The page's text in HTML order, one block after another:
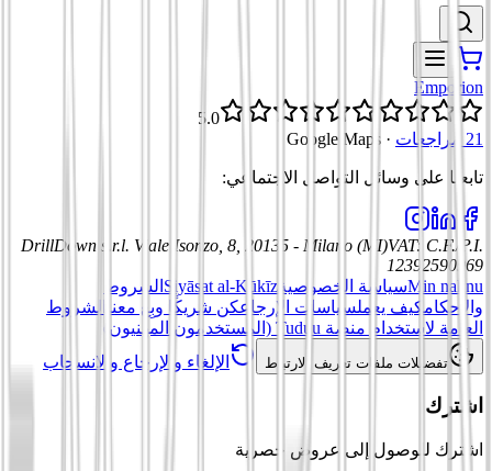
Emporion
5.0
21 مراجعات
·
Google Maps
تابعنا على وسائل التواصل الاجتماعي:
DrillDown s.r.l. Viale Isonzo, 8, 20135 - Milano (MI)VAT: C.F./P.I.
12392590969
Min nahnuسياسة الخصوصية Siyāsat al-Kūkīz الشروط
والأحكامكيف يعملسياسات الإرجاعكن شريكًا وبِع معنا
الشروط
العامة لاستخدام منصة Tuduu (المستخدمون المهنيون)
تفضيلات ملفات تعريف الارتباط الإلغاء والإرجاع والانسحاب
اشترك
اشترك للوصول إلى عروض حصرية